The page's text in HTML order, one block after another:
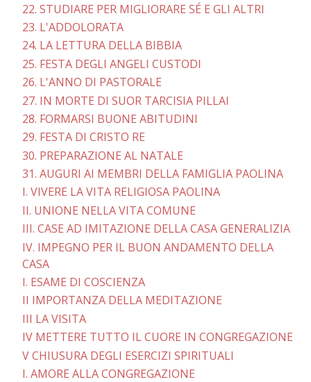
22. STUDIARE PER MIGLIORARE SÉ E GLI ALTRI
23. L'ADDOLORATA
24. LA LETTURA DELLA BIBBIA
25. FESTA DEGLI ANGELI CUSTODI
26. L'ANNO DI PASTORALE
27. IN MORTE DI SUOR TARCISIA PILLAI
28. FORMARSI BUONE ABITUDINI
29. FESTA DI CRISTO RE
30. PREPARAZIONE AL NATALE
31. AUGURI AI MEMBRI DELLA FAMIGLIA PAOLINA
I. VIVERE LA VITA RELIGIOSA PAOLINA
II. UNIONE NELLA VITA COMUNE
III. CASE AD IMITAZIONE DELLA CASA GENERALIZIA
IV. IMPEGNO PER IL BUON ANDAMENTO DELLA
CASA
I. ESAME DI COSCIENZA
II IMPORTANZA DELLA MEDITAZIONE
III LA VISITA
IV METTERE TUTTO IL CUORE IN CONGREGAZIONE
V CHIUSURA DEGLI ESERCIZI SPIRITUALI
I. AMORE ALLA CONGREGAZIONE